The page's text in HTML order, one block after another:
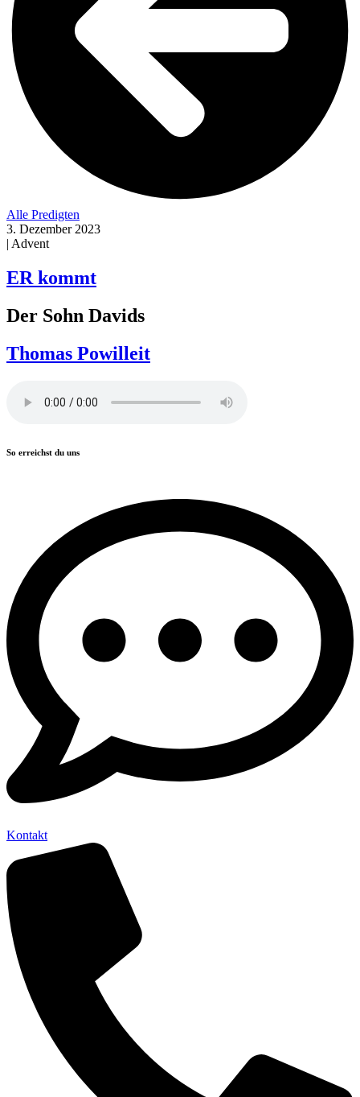
Alle Predigten
3. Dezember 2023
| Advent
ER kommt
Der Sohn Davids
Thomas Powilleit
So erreichst du uns
Kontakt